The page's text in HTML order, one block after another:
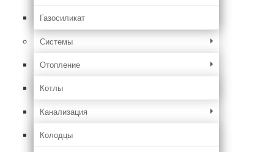
Газосиликат
Системы
Отопление
Котлы
Канализация
Колодцы